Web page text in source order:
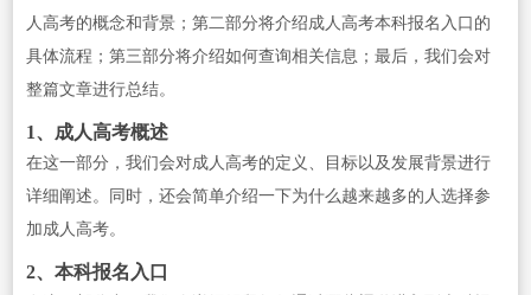
人高考的概念和背景；第二部分将介绍成人高考本科报名入口的
具体流程；第三部分将介绍如何查询相关信息；最后，我们会对
整篇文章进行总结。
1、成人高考概述
在这一部分，我们会对成人高考的定义、目标以及发展背景进行
详细阐述。同时，还会简单介绍一下为什么越来越多的人选择参
加成人高考。
2、本科报名入口